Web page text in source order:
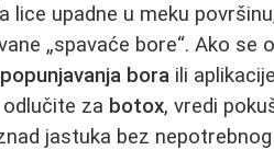
lice upadne u meku
„spavaće bore“. Ako se
popunjavanja bora ili aplikacije
za botox, vredi
jastuka bez